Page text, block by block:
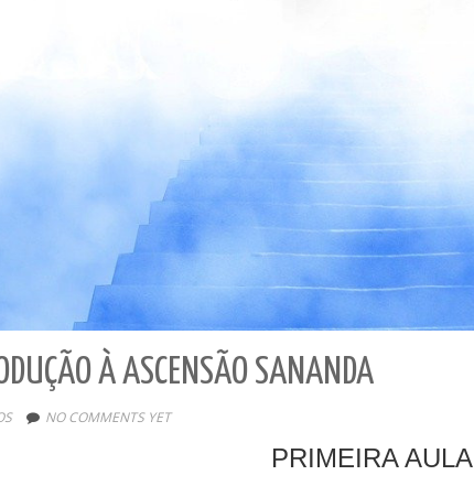
À ASCENSÃO SANANDA
NO COMMENTS YET
PRIMEIRA AULA